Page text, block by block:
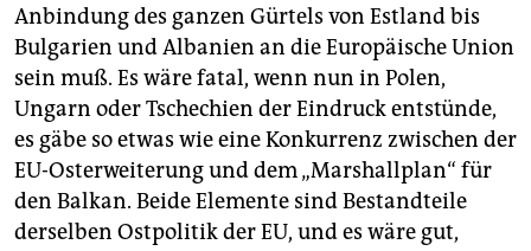
Anbindung des ganzen Gürtels von Estland bis
Bulgarien und Albanien an die Europäische Union
sein muß. Es wäre fatal, wenn nun in Polen,
Ungarn oder Tschechien der Eindruck entstünde,
es gäbe so etwas wie eine Konkurrenz zwischen der
EU-Osterweiterung und dem „Marshallplan“ für
den Balkan. Beide Elemente sind Bestandteile
derselben Ostpolitik der EU, und es wäre gut,